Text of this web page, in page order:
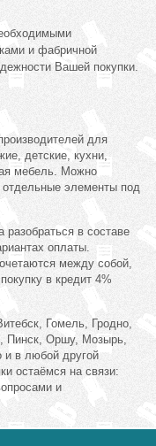
и фабричной
Вашей покупки.
для
детские, кухни,
мебель. Можно
отдельные элементы под
в составе
оплаты.
между собой,
в кредит 4%
Гомель, Гродно,
Пинск, Оршу, Мозырь,
и в любой другой
остаёмся на связи:
и